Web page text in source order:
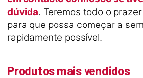
dúvida. Teremos todo o
para que possa começar a
rapidamente possível.
Produtos mais vendidos